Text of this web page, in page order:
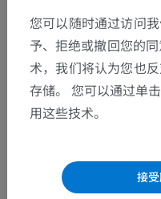
发现错误？
欢迎提出更正、翻译
您可以随时通过访问
予、拒绝或撤回您的
术，我们将认为您也
存储。 您可以通过单
用这些技术。
接